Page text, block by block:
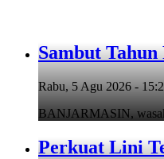
Sambut
Rabu, 5 Agu 2026 -
BANJARMASIN,
Perkuat Lini